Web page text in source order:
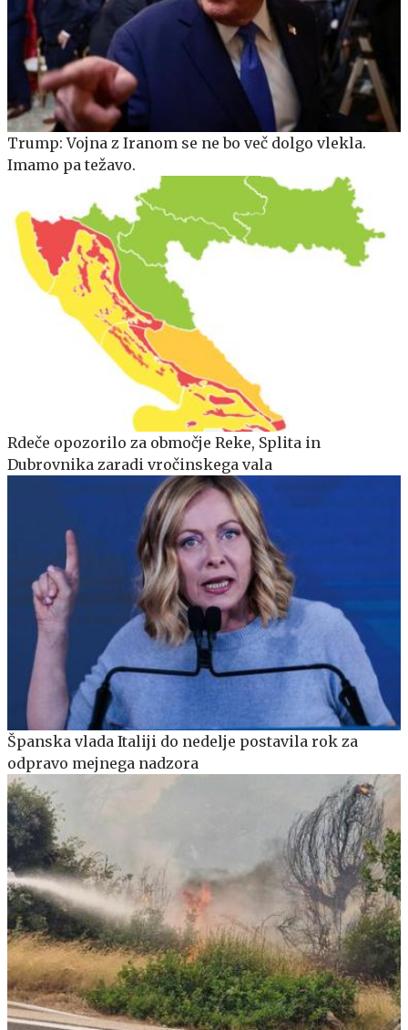
Trump: Vojna z Iranom se ne bo več dolgo vlekla.
Imamo pa težavo.
Rdeče opozorilo za območje Reke, Splita in
Dubrovnika zaradi vročinskega vala
Španska vlada Italiji do nedelje postavila rok za
odpravo mejnega nadzora